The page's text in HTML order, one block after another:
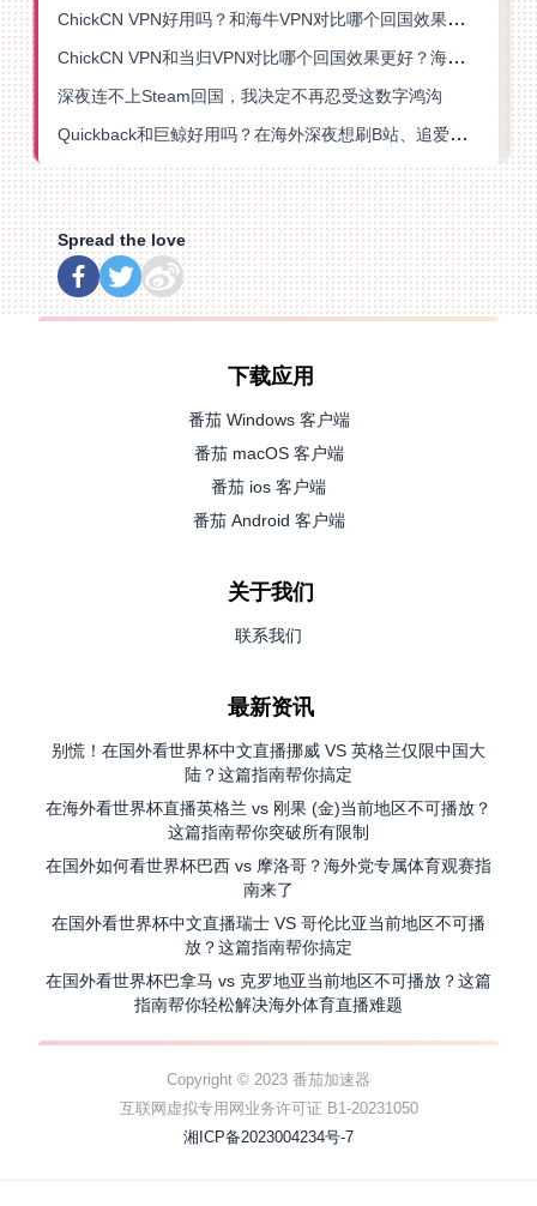
ChickCN VPN好用吗？和海牛VPN对比哪个回国效果更好？
ChickCN VPN和当归VPN对比哪个回国效果更好？海外党亲测后选了它
深夜连不上Steam回国，我决定不再忍受这数字鸿沟
Quickback和巨鲸好用吗？在海外深夜想刷B站、追爱奇艺的你，或许正需要这份答案
Spread the love
下载应用
番茄 Windows 客户端
番茄 macOS 客户端
番茄 ios 客户端
番茄 Android 客户端
关于我们
联系我们
最新资讯
别慌！在国外看世界杯中文直播挪威 VS 英格兰仅限中国大
陆？这篇指南帮你搞定
在海外看世界杯直播英格兰 vs 刚果 (金)当前地区不可播放？
这篇指南帮你突破所有限制
在国外如何看世界杯巴西 vs 摩洛哥？海外党专属体育观赛指
南来了
在国外看世界杯中文直播瑞士 VS 哥伦比亚当前地区不可播
放？这篇指南帮你搞定
在国外看世界杯巴拿马 vs 克罗地亚当前地区不可播放？这篇
指南帮你轻松解决海外体育直播难题
Copyright © 2023 番茄加速器
互联网虚拟专用网业务许可证 B1-20231050
湘ICP备2023004234号-7